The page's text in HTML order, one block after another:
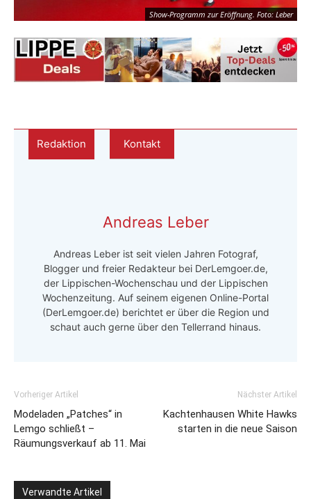
Show-Programm zur Eröffnung. Foto: Leber
Redaktion Kontakt
Andreas Leber
Andreas Leber ist seit vielen Jahren Fotograf,
Blogger und freier Redakteur bei DerLemgoer.de,
der Lippischen-Wochenschau und der Lippischen
Wochenzeitung. Auf seinem eigenen Online-Portal
(DerLemgoer.de) berichtet er über die Region und
schaut auch gerne über den Tellerrand hinaus.
Vorheriger Artikel
Modeladen „Patches“ in
Lemgo schließt –
Räumungsverkauf ab 11. Mai
Nächster Artikel
Kachtenhausen White Hawks
starten in die neue Saison
Verwandte Artikel